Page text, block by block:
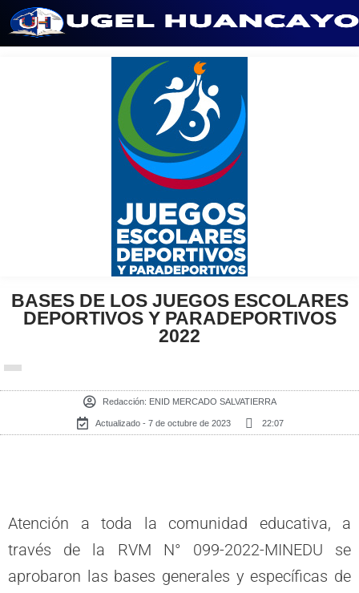
BASES DE LOS JUEGOS ESCOLARES
DEPORTIVOS Y PARADEPORTIVOS
2022
Redacción: ENID MERCADO SALVATIERRA
Actualizado - 7 de octubre de 2023 22:07
Atención a toda la comunidad educativa, a
través de la RVM N° 099-2022-MINEDU se
aprobaron las bases generales y específicas de